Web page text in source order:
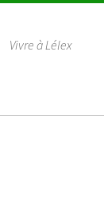
Vivre à Lélex